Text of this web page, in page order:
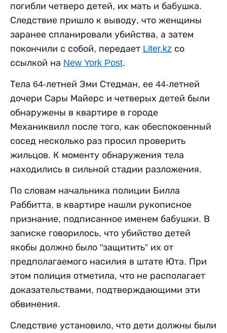
погибли четверо детей, их мать и бабушка.
Следствие пришло к выводу, что женщины
заранее спланировали убийства, а затем
покончили с собой, передает Liter.kz со
ссылкой на New York Post.
Тела 64-летней Эми Стедман, ее 44-летней
дочери Сары Майерс и четверых детей были
обнаружены в квартире в городе
Механиквилл после того, как обеспокоенный
сосед несколько раз просил проверить
жильцов. К моменту обнаружения тела
находились в сильной стадии разложения.
По словам начальника полиции Билла
Раббитта, в квартире нашли рукописное
признание, подписанное именем бабушки. В
записке говорилось, что убийство детей
якобы должно было "защитить” их от
предполагаемого насилия в штате Юта. При
этом полиция отметила, что не располагает
доказательствами, подтверждающими эти
обвинения.
Следствие установило, что дети должны были